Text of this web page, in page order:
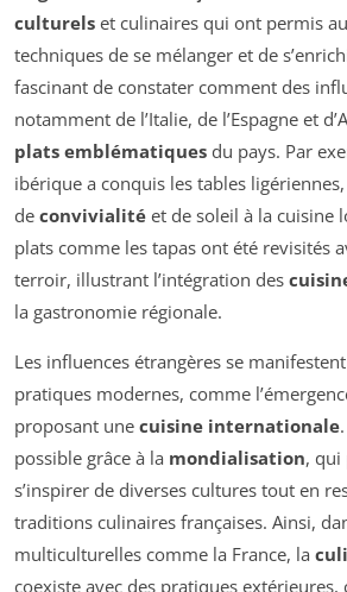
culturels et culinaires qui ont permis
techniques de se mélanger et de
fascinant de constater comment des
notamment de l’Italie, de l’Espagne et
plats emblématiques du pays. Par
ibérique a conquis les tables
de convivialité et de soleil à la cuisine
plats comme les tapas ont été revisités
terroir, illustrant l’intégration des
la gastronomie régionale.
Les influences étrangères se
pratiques modernes, comme
proposant une cuisine internationale
possible grâce à la mondialisation, qui
s’inspirer de diverses cultures tout en
traditions culinaires françaises. Ainsi,
multiculturelles comme la France, la
coexiste avec des pratiques extérieures,